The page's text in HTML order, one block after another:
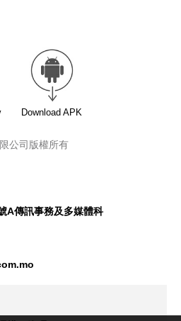
Download APK
公司版權所有
A傳訊事務及多媒體科